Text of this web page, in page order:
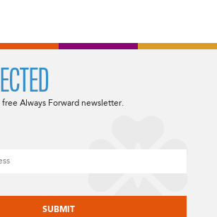
Always Forward newsletter.